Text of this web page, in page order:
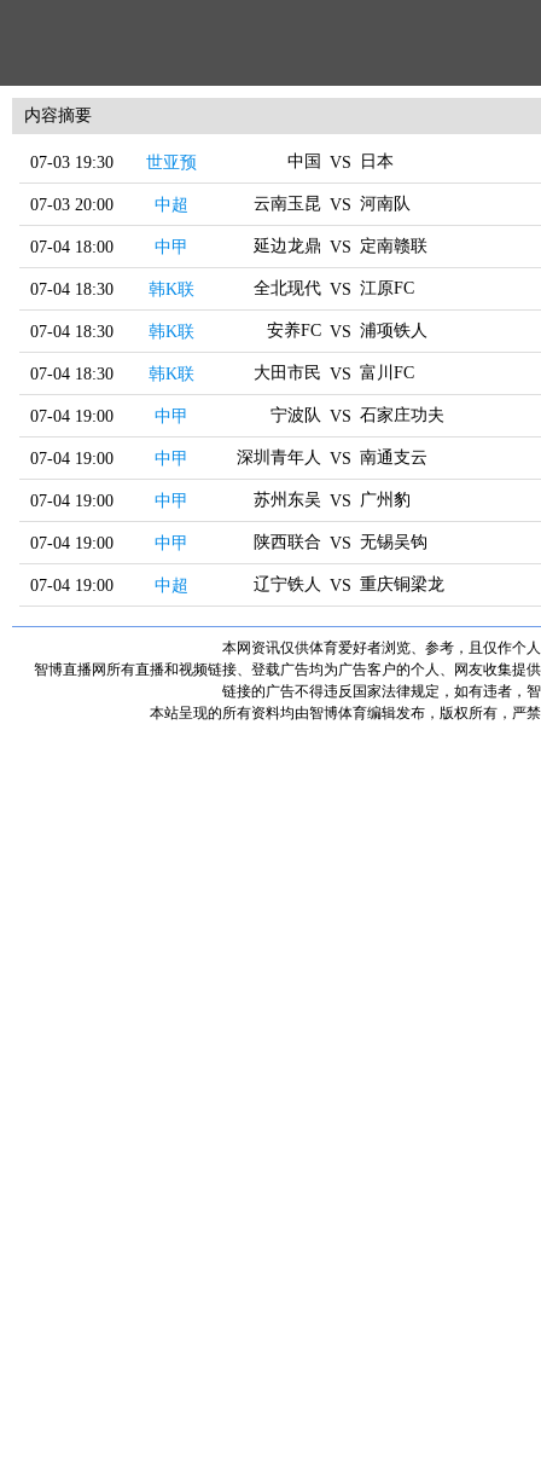
内容摘要
07-03 19:30 世亚预 中国 VS 日本
07-03 20:00 中超 云南玉昆 VS 河南队
07-04 18:00 中甲 延边龙鼎 VS 定南赣联
07-04 18:30 韩K联 全北现代 VS 江原FC
07-04 18:30 韩K联 安养FC VS 浦项铁人
07-04 18:30 韩K联 大田市民 VS 富川FC
07-04 19:00 中甲 宁波队 VS 石家庄功夫
07-04 19:00 中甲 深圳青年人 VS 南通支云
07-04 19:00 中甲 苏州东吴 VS 广州豹
07-04 19:00 中甲 陕西联合 VS 无锡吴钩
07-04 19:00 中超 辽宁铁人 VS 重庆铜梁龙
本网资讯仅供体育爱好者浏览、参考，且仅作个
智博直播网所有直播和视频链接、登载广告均为广告客户的个人、网友收集提
链接的广告不得违反国家法律规定，如有违者，
本站呈现的所有资料均由智博体育编辑发布，版权所有，严